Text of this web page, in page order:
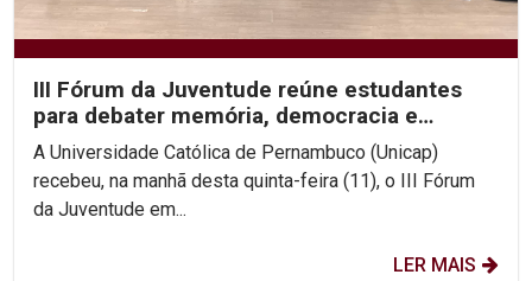
III Fórum da Juventude reúne estudantes
para debater memória, democracia e
direitos humanos na...
A Universidade Católica de Pernambuco (Unicap)
recebeu, na manhã desta quinta-feira (11), o III Fórum
da Juventude em...
LER MAIS